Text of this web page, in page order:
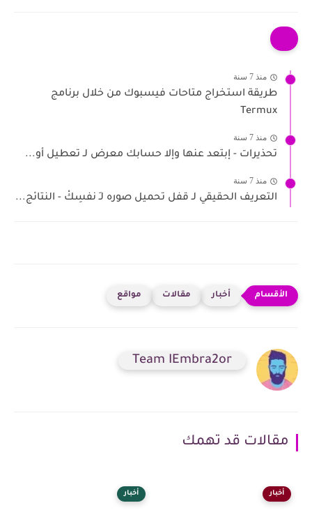
منذ 7 سنة
طريقة استخراج متاحات فيسبوك من خلال برنامج
Termux
منذ 7 سنة
تحذيرات - إبتعد عنها وإلا حسابك معرض لـ تعطيل أو...
منذ 7 سنة
التعريف الحقيقي لـ قفل تحميل صوره لـِ نفسِكْ - النتائج...
أخبار مقالات مواقع
Team IEmbra2or
مقالات قد تهمك
أخبار أخبار